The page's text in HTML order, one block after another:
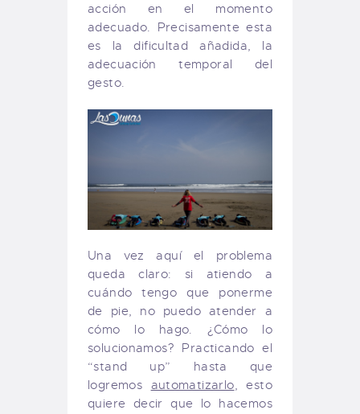
acción en el momento
adecuado. Precisamente esta
es la dificultad añadida, la
adecuación temporal del
gesto.
Una vez aquí el problema
queda claro: si atiendo a
cuándo tengo que ponerme
de pie, no puedo atender a
cómo lo hago. ¿Cómo lo
solucionamos? Practicando el
“stand up” hasta que
logremos automatizarlo, esto
quiere decir que lo hacemos